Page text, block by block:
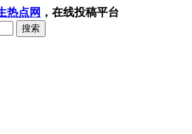
热点网 ，在线投稿平台
搜索